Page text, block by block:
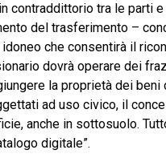
contraddittorio tra le parti
del trasferimento –
che consentirà il
dovrà operare dei
la proprietà dei beni
ad uso civico, il
anche in sottosuolo.
digitale”.